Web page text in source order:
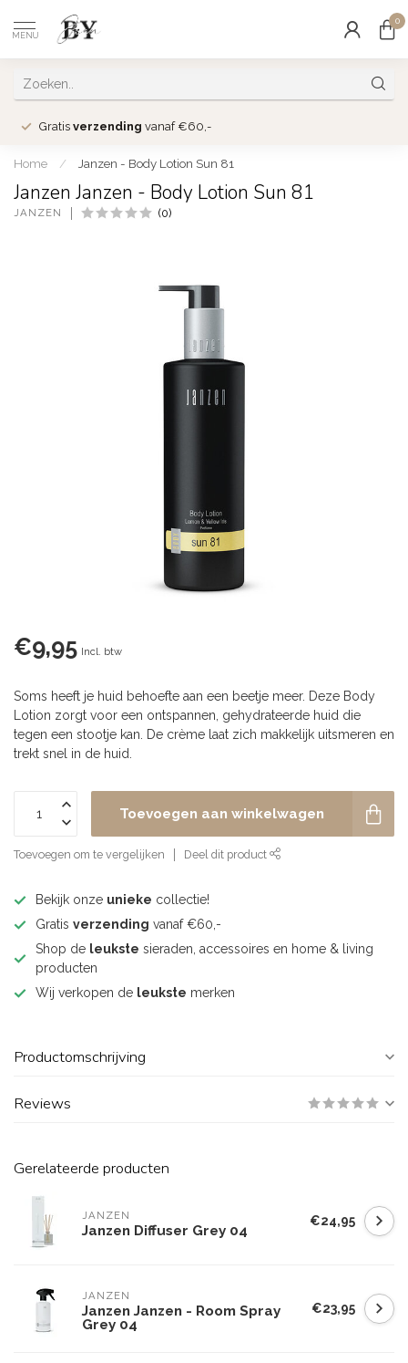
MENU
0
Gratis verzending vanaf €60,-
Home / Janzen - Body Lotion Sun 81
Janzen Janzen - Body Lotion Sun 81
JANZEN (0)
€9,95 Incl. btw
Soms heeft je huid behoefte aan een beetje meer. Deze Body
Lotion zorgt voor een ontspannen, gehydrateerde huid die
tegen een stootje kan. De crème laat zich makkelijk uitsmeren en
trekt snel in de huid.
Toevoegen aan winkelwagen
Toevoegen om te vergelijken Deel dit product
Bekijk onze unieke collectie!
Gratis verzending vanaf €60,-
Shop de leukste sieraden, accessoires en home & living
producten
Wij verkopen de leukste merken
Productomschrijving
Reviews
Gerelateerde producten
JANZEN
Janzen Diffuser Grey 04
€24,95
JANZEN
Janzen Janzen - Room Spray
Grey 04
€23,95